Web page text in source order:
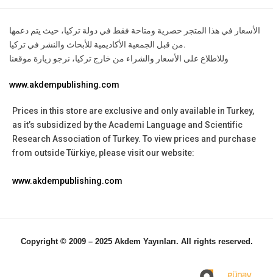
الأسعار في هذا المتجر حصرية ومتاحة فقط في دولة تركيا، حيث يتم دعمها
من قبل الجمعية الأكاديمية للأبحاث والنشر في تركيا.
وللاطلاع على الأسعار والشراء من خارج تركيا، نرجو زيارة موقعنا
www.akdempublishing.com
Prices in this store are exclusive and only available in Turkey,
as it’s subsidized by the Academi Language and Scientific
Research Association of Turkey. To view prices and purchase
from outside Türkiye, please visit our website:
www.akdempublishing.com
Copyright © 2009 – 2025 Akdem Yayınları. All rights reserved.